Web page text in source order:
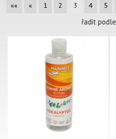
«« « 1 2 3 4 5
řadit podle